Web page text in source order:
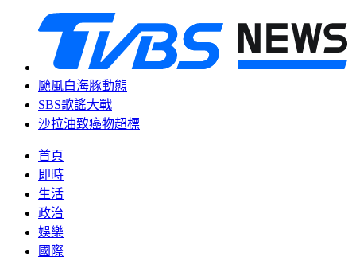
颱風白海豚動態
SBS歌謠大戰
沙拉油致癌物超標
首頁
即時
生活
政治
娛樂
國際